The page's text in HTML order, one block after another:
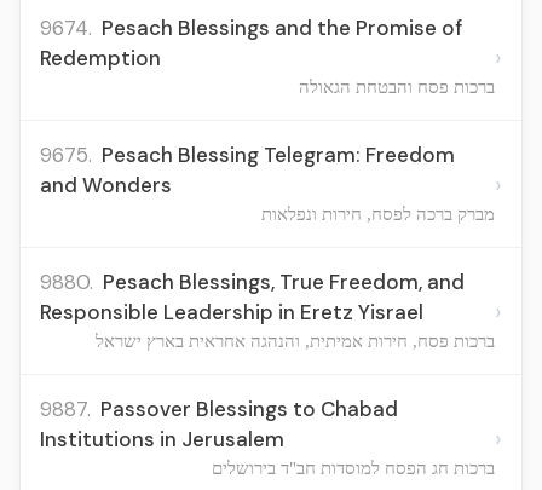
9674. Pesach Blessings and the Promise of
Redemption
ברכות פסח והבטחת הגאולה
›
9675. Pesach Blessing Telegram: Freedom
and Wonders
מברק ברכה לפסח, חירות ונפלאות
›
9880. Pesach Blessings, True Freedom, and
Responsible Leadership in Eretz Yisrael
ברכות פסח, חירות אמיתית, והנהגה אחראית בארץ ישראל
›
9887. Passover Blessings to Chabad
Institutions in Jerusalem
ברכות חג הפסח למוסדות חב"ד בירושלים
›